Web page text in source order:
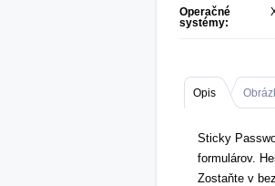
Operačné
systémy:
Opis
Sticky
formulárov.
Zostaňte v